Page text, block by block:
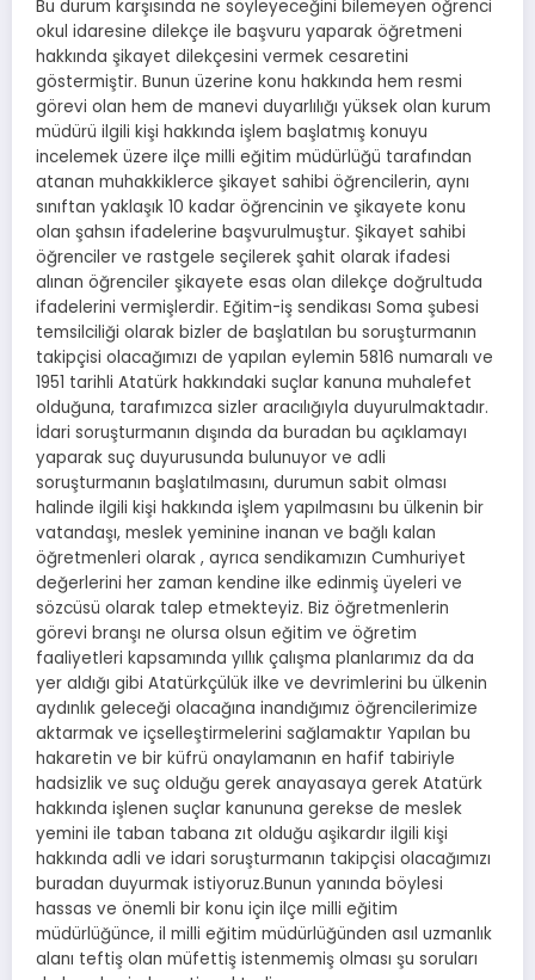
Bu durum karşısında ne söyleyeceğini bilemeyen öğrenci
okul idaresine dilekçe ile başvuru yaparak öğretmeni
hakkında şikayet dilekçesini vermek cesaretini
göstermiştir. Bunun üzerine konu hakkında hem resmi
görevi olan hem de manevi duyarlılığı yüksek olan kurum
müdürü ilgili kişi hakkında işlem başlatmış konuyu
incelemek üzere ilçe milli eğitim müdürlüğü tarafından
atanan muhakkiklerce şikayet sahibi öğrencilerin, aynı
sınıftan yaklaşık 10 kadar öğrencinin ve şikayete konu
olan şahsın ifadelerine başvurulmuştur. Şikayet sahibi
öğrenciler ve rastgele seçilerek şahit olarak ifadesi
alınan öğrenciler şikayete esas olan dilekçe doğrultuda
ifadelerini vermişlerdir. Eğitim-iş sendikası Soma şubesi
temsilciliği olarak bizler de başlatılan bu soruşturmanın
takipçisi olacağımızı de yapılan eylemin 5816 numaralı ve
1951 tarihli Atatürk hakkındaki suçlar kanuna muhalefet
olduğuna, tarafımızca sizler aracılığıyla duyurulmaktadır.
İdari soruşturmanın dışında da buradan bu açıklamayı
yaparak suç duyurusunda bulunuyor ve adli
soruşturmanın başlatılmasını, durumun sabit olması
halinde ilgili kişi hakkında işlem yapılmasını bu ülkenin bir
vatandaşı, meslek yeminine inanan ve bağlı kalan
öğretmenleri olarak , ayrıca sendikamızın Cumhuriyet
değerlerini her zaman kendine ilke edinmiş üyeleri ve
sözcüsü olarak talep etmekteyiz. Biz öğretmenlerin
görevi branşı ne olursa olsun eğitim ve öğretim
faaliyetleri kapsamında yıllık çalışma planlarımız da da
yer aldığı gibi Atatürkçülük ilke ve devrimlerini bu ülkenin
aydınlık geleceği olacağına inandığımız öğrencilerimize
aktarmak ve içselleştirmelerini sağlamaktır Yapılan bu
hakaretin ve bir küfrü onaylamanın en hafif tabiriyle
hadsizlik ve suç olduğu gerek anayasaya gerek Atatürk
hakkında işlenen suçlar kanununa gerekse de meslek
yemini ile taban tabana zıt olduğu aşikardır ilgili kişi
hakkında adli ve idari soruşturmanın takipçisi olacağımızı
buradan duyurmak istiyoruz.Bunun yanında böylesi
hassas ve önemli bir konu için ilçe milli eğitim
müdürlüğünce, il milli eğitim müdürlüğünden asıl uzmanlık
alanı teftiş olan müfettiş istenmemiş olması şu soruları